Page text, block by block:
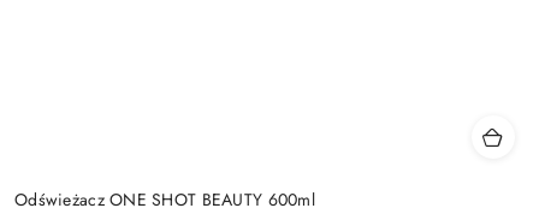
Odświeżacz ONE SHOT BEAUTY 600ml